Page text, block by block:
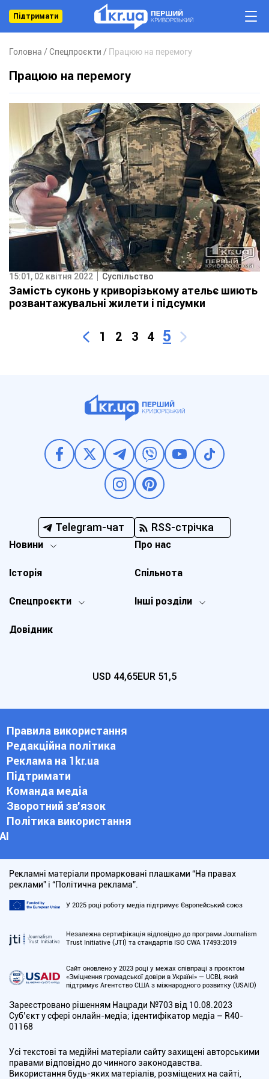
Підтримати
Головна Спецпроєкти Працюю на перемогу
Працюю на перемогу
15:01, 02 квітня 2022 Суспільство
Замість суконь у криворізькому ательє шиють
розвантажувальні жилети і підсумки
1 2 3 4 5
Telegram-чат RSS-стрічка
Новини
Спецпроєкти Інші розділи
Історія
Про нас
Довідник
Спільнота
USD 44,65EUR 51,5
Правила використання
Редакційна політика
Реклама на 1kr.ua
Підтримати
Команда медіа
Зворотний зв'язок
Політика використання
АІ
Рекламні матеріали промарковані плашками “На правах
реклами” і “Політична реклама”.
У 2025 році роботу медіа підтримує Європейський союз
Незалежна сертифікація відповідно до програми Journalism
Trust Initiative (JTI) та стандартів ISO CWA 17493:2019
Сайт оновлено у 2023 році у межах співпраці з проєктом
«Зміцнення громадської довіри в Україні» — UCBI, який
підтримує Агентство США з міжнародного розвитку (USAID)
Зареєстровано рішенням Нацради №703 від 10.08.2023
Cуб’єкт у сфері онлайн-медіа; ідентифікатор медіа – R40-
01168
Усі текстові та медійні матеріали сайту захищені авторськими
правами відповідно до чинного законодавства.
Використання будь-яких матеріалів, розміщених на сайті,